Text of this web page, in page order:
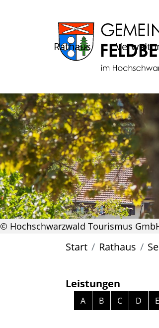
Rathaus
© Hochschwarzwald Tourismus
Start Rathaus
Leistungen
Alphabetisches
A B C D E